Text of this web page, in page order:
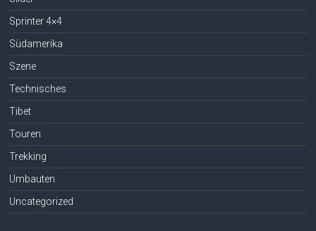
Sprinter 4×4
Südamerika
Szene
Technisches
Tibet
Touren
Trekking
Umbauten
Uncategorized